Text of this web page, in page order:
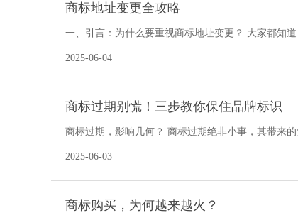
商标地址变更全攻略
一、引言：为什么要重视商标地址变更？ 大家都知
2025-06-04
商标过期别慌！三步教你保住品牌标识
商标过期，影响几何？ 商标过期绝非小事，其带来
2025-06-03
商标购买，为何越来越火？